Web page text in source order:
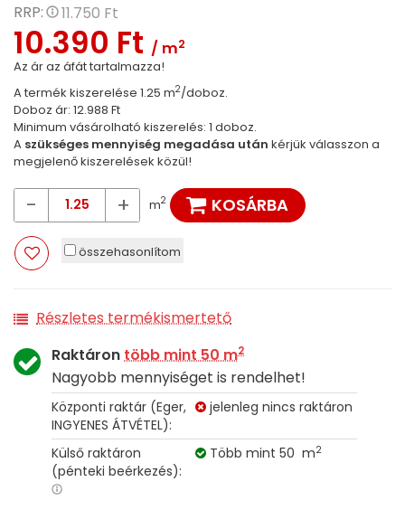
RRP: 11.750 Ft
10.390 Ft / m2
Az ár az áfát tartalmazza!
A termék kiszerelése 1.25 m2/doboz.
Doboz ár: 12.988 Ft
Minimum vásárolható kiszerelés: 1 doboz.
A szükséges mennyiség megadása után kérjük válasszon a
megjelenő kiszerelések közül!
- + m2 KOSÁRBA
összehasonlítom
Részletes termékismertető
Raktárontöbb mint 50 m2
Nagyobb mennyiséget is rendelhet!
Központi raktár (Eger,
INGYENES ÁTVÉTEL):
jelenleg nincs raktáron
Külső raktáron
(pénteki beérkezés):
Több mint 50 m2